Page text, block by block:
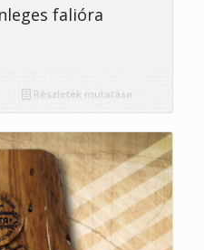
falióra
Részletek mutatása